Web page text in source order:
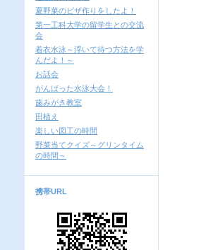
夏野菜のピザ作りをしたよ！
第一工科大学の留学生との交流
会
着衣水泳～浮いて待つ方法を学
んだよ！～
お話会
がんばった水泳大会！
歯みがき教室
田植え
楽しい図工の時間
野菜当てクイズ～グリンタイム
の時間～
携帯URL